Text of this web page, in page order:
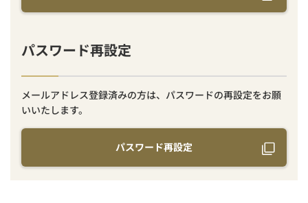
パスワード再設定
メールアドレス登録済みの方は、パスワードの再設定をお願
いいたします。
パスワード再設定